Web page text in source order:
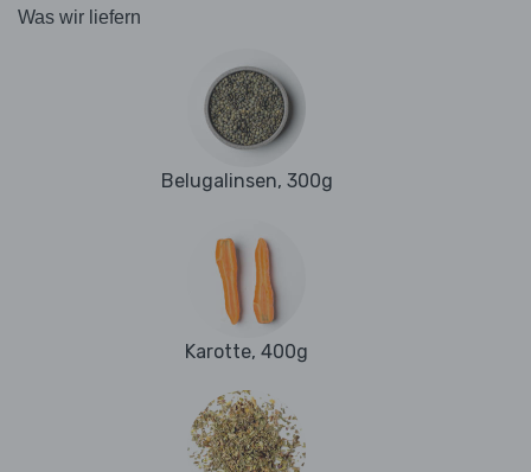
Was wir liefern
Belugalinsen, 300g
Karotte, 400g